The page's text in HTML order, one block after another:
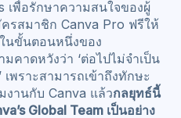
เพื่อรักษาความสนใจของผู้
รสมาชิก Canva Pro ฟรีให้
นขั้นตอนหนึ่งของ
คาดหวังว่า ‘ต่อไปไม่จำเป็น
พราะสามารถเข้าถึงทักษะ
งานกับ Canva แล้วกลยุทธ์นี้
Global Team เป็นอย่าง